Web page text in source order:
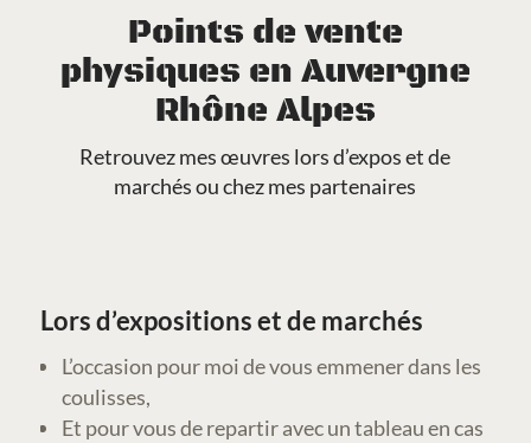
Points de vente
physiques en Auvergne
Rhône Alpes
Retrouvez mes œuvres lors d’expos et de
marchés ou chez mes partenaires
Lors d’expositions et de marchés
L’occasion pour moi de vous emmener dans les
coulisses,
Et pour vous de repartir avec un tableau en cas